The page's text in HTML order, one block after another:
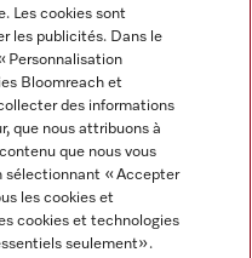
Les cookies sont
les publicités. Dans le
Personnalisation
Bloomreach et
des informations
que nous attribuons à
que nous vous
sélectionnant « Accepter
les cookies et
cookies et technologies
seulement».